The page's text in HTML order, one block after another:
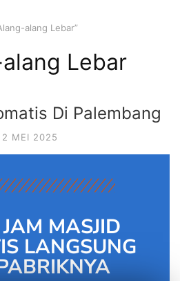
alang Lebar”
Lebar
Di Palembang
2 MEI 2025
MASJID
LANGSUNG